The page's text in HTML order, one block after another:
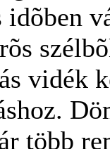
vidék
több